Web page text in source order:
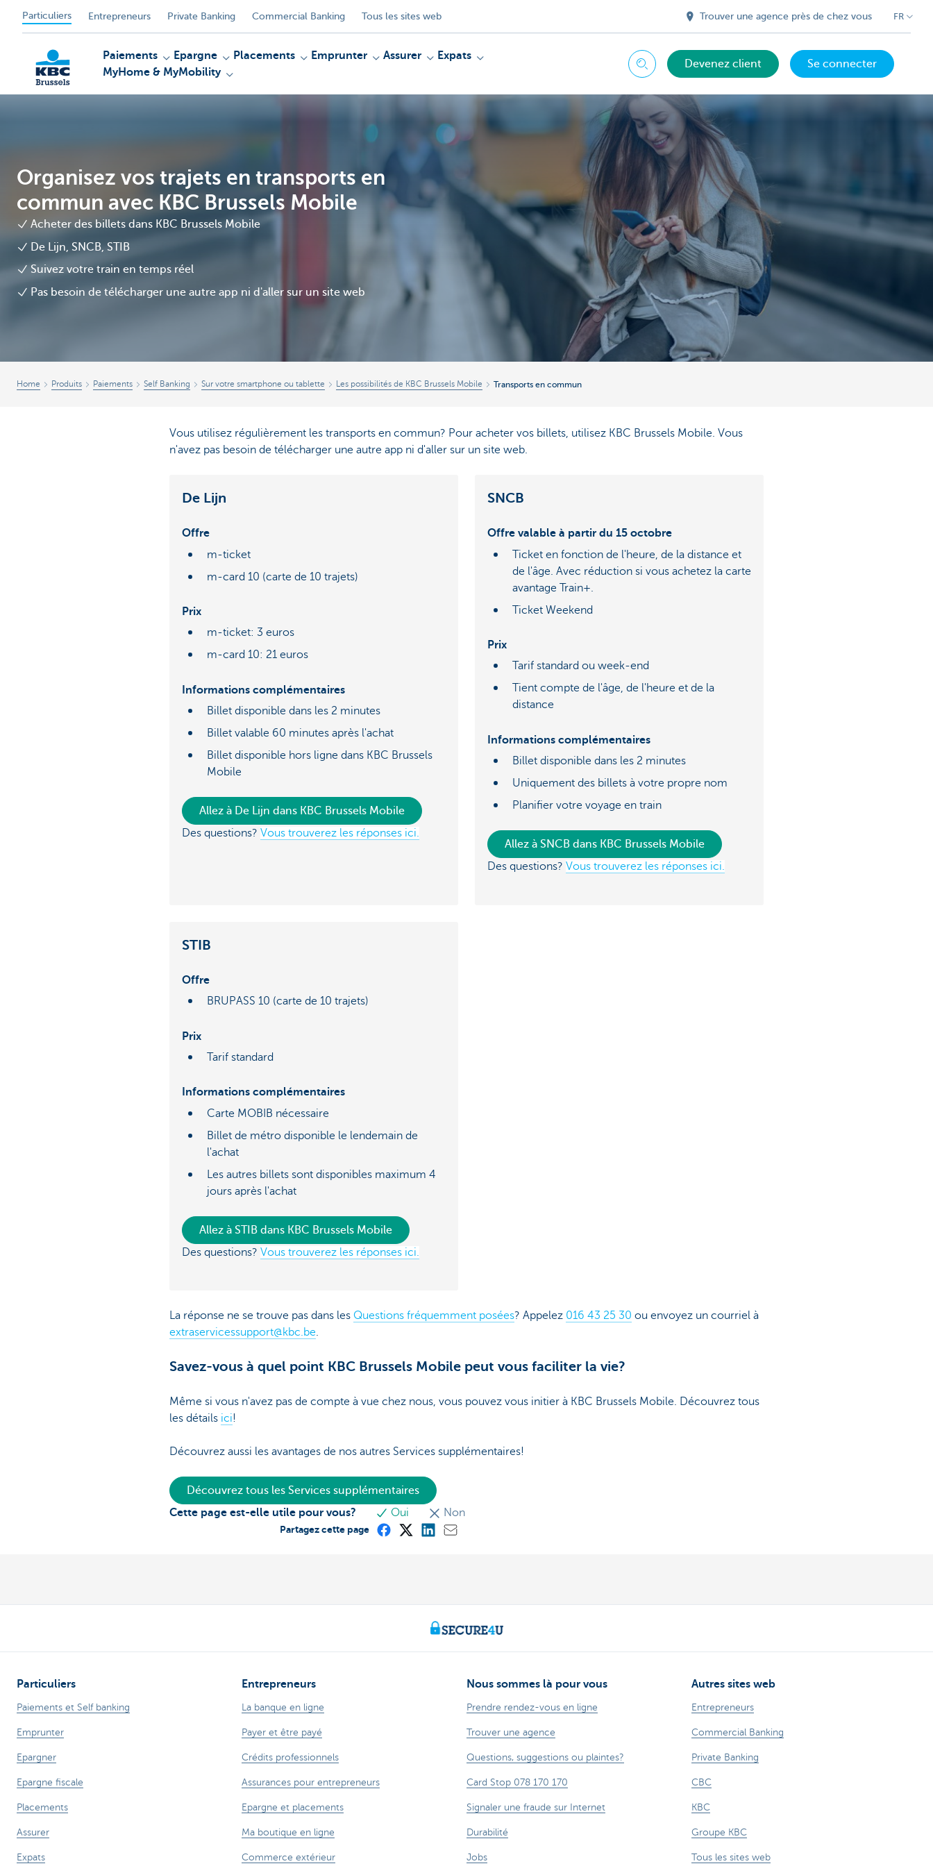
Particuliers Entrepreneurs Private Banking Commercial Banking Tous les sites web Trouver une agence près de chez vous FR
Paiements Epargne Placements Emprunter Assurer
Expats
MyHome & MyMobility
ChercherDevenez client Se connecter
Organisez vos trajets en transports en
commun avec KBC Brussels Mobile
Acheter des billets dans KBC Brussels Mobile
De Lijn, SNCB, STIB
Suivez votre train en temps réel
Pas besoin de télécharger une autre app ni d'aller sur un site web
Home Produits Paiements Self Banking Sur votre smartphone ou tablette Les possibilités de KBC Brussels Mobile Transports en commun
Vous utilisez régulièrement les transports en commun? Pour acheter vos billets, utilisez KBC Brussels Mobile. Vous
n'avez pas besoin de télécharger une autre app ni d'aller sur un site web.
De Lijn
Offre
m-ticket
m-card 10 (carte de 10 trajets)
Prix
m-ticket: 3 euros
m-card 10: 21 euros
Informations complémentaires
Billet disponible dans les 2 minutes
Billet valable 60 minutes après l'achat
Billet disponible hors ligne dans KBC Brussels
Mobile
Allez à De Lijn dans KBC Brussels Mobile
Des questions? Vous trouverez les réponses ici.
SNCB
Offre valable à partir du 15 octobre
Ticket en fonction de l'heure, de la distance et
de l'âge. Avec réduction si vous achetez la carte
avantage Train+.
Ticket Weekend
Prix
Tarif standard ou week-end
Tient compte de l'âge, de l'heure et de la
distance
Informations complémentaires
Billet disponible dans les 2 minutes
Uniquement des billets à votre propre nom
Planifier votre voyage en train
Allez à SNCB dans KBC Brussels Mobile
Des questions? Vous trouverez les réponses ici.
STIB
Offre
BRUPASS 10 (carte de 10 trajets)
Prix
Tarif standard
Informations complémentaires
Carte MOBIB nécessaire
Billet de métro disponible le lendemain de
l'achat
Les autres billets sont disponibles maximum 4
jours après l'achat
Allez à STIB dans KBC Brussels Mobile
Des questions? Vous trouverez les réponses ici.
La réponse ne se trouve pas dans les Questions fréquemment posées? Appelez 016 43 25 30 ou envoyez un courriel à
extraservicessupport@kbc.be.
Savez-vous à quel point KBC Brussels Mobile peut vous faciliter la vie?
Même si vous n'avez pas de compte à vue chez nous, vous pouvez vous initier à KBC Brussels Mobile. Découvrez tous
les détails ici!
Découvrez aussi les avantages de nos autres Services supplémentaires!
Découvrez tous les Services supplémentaires
Cette page est-elle utile pour vous?
Oui Non
Partagez cette page
Particuliers
Paiements et Self banking
Emprunter
Epargner
Epargne fiscale
Placements
Assurer
Expats
Entrepreneurs
La banque en ligne
Payer et être payé
Crédits professionnels
Assurances pour entrepreneurs
Epargne et placements
Ma boutique en ligne
Commerce extérieur
Nous sommes là pour vous
Prendre rendez-vous en ligne
Trouver une agence
Questions, suggestions ou plaintes?
Card Stop 078 170 170
Signaler une fraude sur Internet
Durabilité
Jobs
Autres sites web
Entrepreneurs
Commercial Banking
Private Banking
CBC
KBC
Groupe KBC
Tous les sites web